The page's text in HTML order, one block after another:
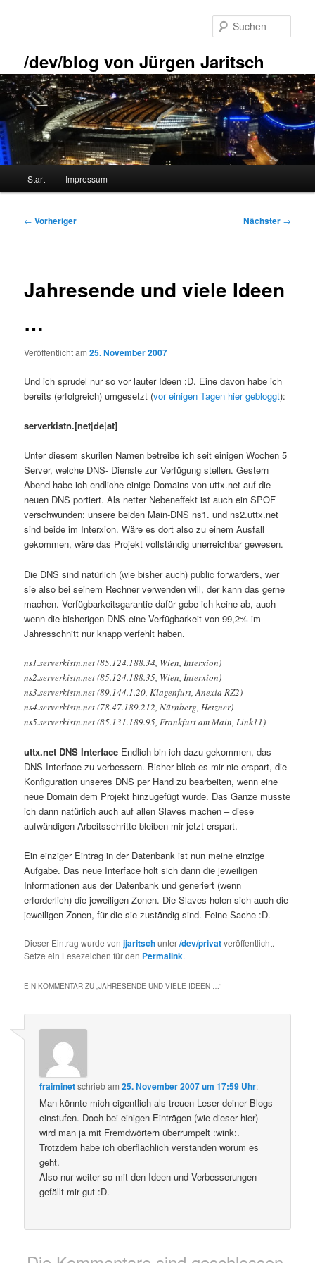
/dev/blog von Jürgen Jaritsch
Start Impressum
Beitragsnavigation
← Vorheriger Nächster →
Jahresende und viele Ideen
…
Veröffentlicht am25. November 2007
Und ich sprudel nur so vor lauter Ideen :D. Eine davon habe ich
bereits (erfolgreich) umgesetzt (vor einigen Tagen hier gebloggt):
serverkistn.[net|de|at]
Unter diesem skurilen Namen betreibe ich seit einigen Wochen 5
Server, welche DNS- Dienste zur Verfügung stellen. Gestern
Abend habe ich endliche einige Domains von uttx.net auf die
neuen DNS portiert. Als netter Nebeneffekt ist auch ein SPOF
verschwunden: unsere beiden Main-DNS ns1. und ns2.uttx.net
sind beide im Interxion. Wäre es dort also zu einem Ausfall
gekommen, wäre das Projekt vollständig unerreichbar gewesen.
Die DNS sind natürlich (wie bisher auch) public forwarders, wer
sie also bei seinem Rechner verwenden will, der kann das gerne
machen. Verfügbarkeitsgarantie dafür gebe ich keine ab, auch
wenn die bisherigen DNS eine Verfügbarkeit von 99,2% im
Jahresschnitt nur knapp verfehlt haben.
ns1.serverkistn.net (85.124.188.34, Wien, Interxion)
ns2.serverkistn.net (85.124.188.35, Wien, Interxion)
ns3.serverkistn.net (89.144.1.20, Klagenfurt, Anexia RZ2)
ns4.serverkistn.net (78.47.189.212, Nürnberg, Hetzner)
ns5.serverkistn.net (85.131.189.95, Frankfurt am Main, Link11)
uttx.net DNS Interface Endlich bin ich dazu gekommen, das
DNS Interface zu verbessern. Bisher blieb es mir nie erspart, die
Konfiguration unseres DNS per Hand zu bearbeiten, wenn eine
neue Domain dem Projekt hinzugefügt wurde. Das Ganze musste
ich dann natürlich auch auf allen Slaves machen – diese
aufwändigen Arbeitsschritte bleiben mir jetzt erspart.
Ein einziger Eintrag in der Datenbank ist nun meine einzige
Aufgabe. Das neue Interface holt sich dann die jeweiligen
Informationen aus der Datenbank und generiert (wenn
erforderlich) die jeweiligen Zonen. Die Slaves holen sich auch die
jeweiligen Zonen, für die sie zuständig sind. Feine Sache :D.
Dieser Eintrag wurde vonjjaritschunter/dev/privatveröffentlicht.
Setze ein Lesezeichen für den Permalink.
EIN KOMMENTAR ZU „JAHRESENDE UND VIELE IDEEN …“
fraiminetschriebam25. November 2007 um 17:59 Uhr:
Man könnte mich eigentlich als treuen Leser deiner Blogs
einstufen. Doch bei einigen Einträgen (wie dieser hier)
wird man ja mit Fremdwörtern überrumpelt :wink:.
Trotzdem habe ich oberflächlich verstanden worum es
geht.
Also nur weiter so mit den Ideen und Verbesserungen –
gefällt mir gut :D.